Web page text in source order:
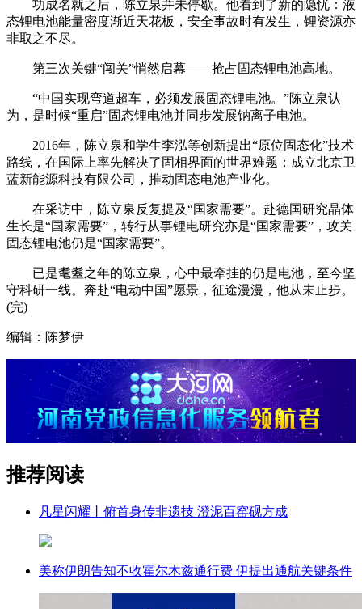
功成名就之后，陈立泉并未停歇。他看到了新的隐忧：液
态锂电池能量密度渐近天花板，安全事故时有发生，锂资源亦
非取之不尽。
第三次关键“闯关”悄然启幕——抢占固态锂电池高地。
“中国实现弯道超车，必须发展固态锂电池。”陈立泉认
为，是时候“重启”固态锂电池并同步发展钠离子电池。
2016年，陈立泉和学生李泓等创新提出“原位固态化”技术
路线，在国际上率先解决了固相界面的世界难题；成立北京卫
蓝新能源科技有限公司，推动固态电池产业化。
在采访中，陈立泉反复提及“国家需要”。赴德国研究晶体
生长是“国家需要”，转行从事锂电研究亦是“国家需要”，攻关
固态锂电池仍是“国家需要”。
已是耄耋之年的陈立泉，心中最牵挂的仍是电池，至今坚
守科研一线。奔赴“电动中国”愿景，征途漫漫，他从未止步。
(完)
编辑：陈梦伊
推荐阅读
凡星闪耀丨俯首身传非遗技 澄泥百窑砚方成
美称伊朗告知不收霍尔木兹通行费 伊提出通航关键条件